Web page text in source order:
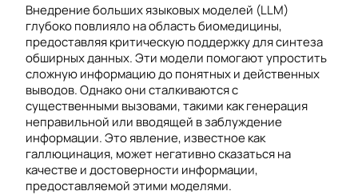
Внедрение больших языковых моделей (LLM)
глубоко повлияло на область биомедицины,
предоставляя критическую поддержку для синтеза
обширных данных. Эти модели помогают упростить
сложную информацию до понятных и действенных
выводов. Однако они сталкиваются с
существенными вызовами, такими как генерация
неправильной или вводящей в заблуждение
информации. Это явление, известное как
галлюцинация, может негативно сказаться на
качестве и достоверности информации,
предоставляемой этими моделями.